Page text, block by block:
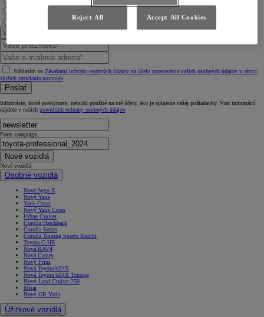
Súhlasím so Zásadami ochrany osobných údajov na účely spracovania vašich osobných údajov v rámci
služieb zasielania noviniek
Poslať
Informácie, ktoré poskytnete, nebudú použité na iné účely, ako je splnenie vašej požiadavky. Viac informácií
nájdete v našich pravidlách ochrany osobných údajov.
Form campaign
Nové vozidlá
Nové vozidlá
Osobné vozidlá
Nové Aygo X
Nový Yaris
Yaris Cross
Nový Yaris Cross
Urban Cruiser
Corolla Hatchback
Corolla Sedan
Corolla Touring Sports Kombi
Toyota C-HR
Nová RAV4
Nová Camry
Nový Prius
Nová Toyota bZ4X
Nová Toyota bZ4X Touring
Nový Land Cruiser 250
Mirai
Nový GR Yaris
Úžitkové vozidlá
Reject All Accept All Cookies